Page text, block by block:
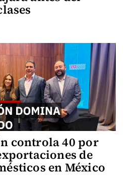
controla 40 por
de
en México